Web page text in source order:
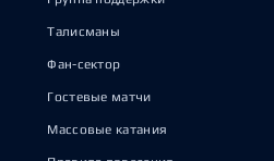
Талисманы
Фан-сектор
Гостевые матчи
Массовые катания